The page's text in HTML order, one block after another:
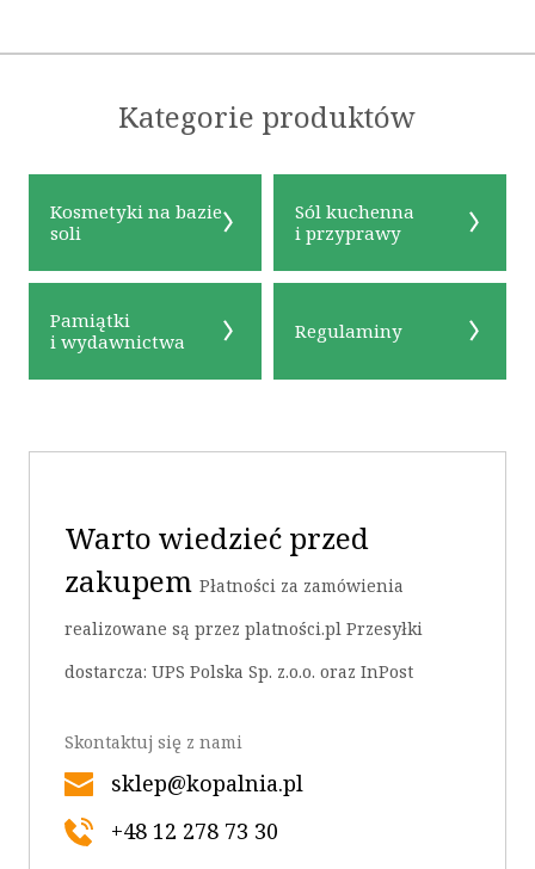
Kategorie produktów
Kosmetyki na bazie
soli
Sól kuchenna
i przyprawy
Pamiątki
i wydawnictwa Regulaminy
Warto wiedzieć przed
zakupem Płatności za zamówienia
realizowane są przez platności.pl Przesyłki
dostarcza: UPS Polska Sp. z.o.o. oraz InPost
Skontaktuj się z nami
sklep@kopalnia.pl
+48 12 278 73 30